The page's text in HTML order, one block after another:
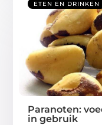
ETEN EN DRINKEN
Paranoten:
in gebruik